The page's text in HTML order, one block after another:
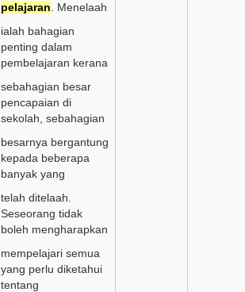
pelajaran . Menelaah
ialah bahagian
penting dalam
pembelajaran kerana
sebahagian besar
pencapaian di
sekolah, sebahagian
besarnya bergantung
kepada beberapa
banyak yang
telah ditelaah.
Seseorang tidak
boleh mengharapkan
mempelajari semua
yang perlu diketahui
tentang